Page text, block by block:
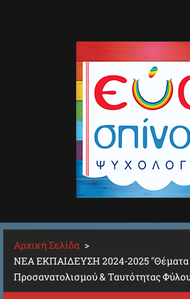
Αρχική Σελίδα >
ΝΕΑ ΕΚΠΑΙΔΕΥΣΗ 2024-2025 "Θέματα
Προσανατολισμού & Ταυτότητας